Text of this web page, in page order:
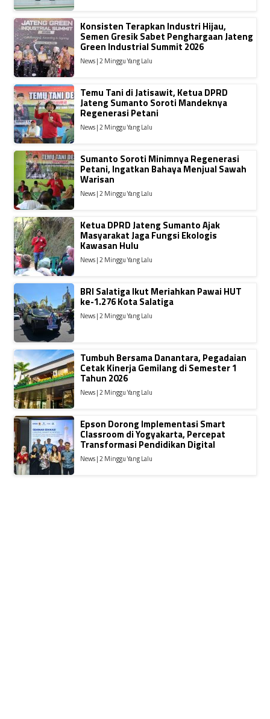
Konsisten Terapkan Industri Hijau,
Semen Gresik Sabet Penghargaan Jateng
Green Industrial Summit 2026
News | 2 Minggu Yang Lalu
Temu Tani di Jatisawit, Ketua DPRD
Jateng Sumanto Soroti Mandeknya
Regenerasi Petani
News | 2 Minggu Yang Lalu
Sumanto Soroti Minimnya Regenerasi
Petani, Ingatkan Bahaya Menjual Sawah
Warisan
News | 2 Minggu Yang Lalu
Ketua DPRD Jateng Sumanto Ajak
Masyarakat Jaga Fungsi Ekologis
Kawasan Hulu
News | 2 Minggu Yang Lalu
BRI Salatiga Ikut Meriahkan Pawai HUT
ke-1.276 Kota Salatiga
News | 2 Minggu Yang Lalu
Tumbuh Bersama Danantara, Pegadaian
Cetak Kinerja Gemilang di Semester 1
Tahun 2026
News | 2 Minggu Yang Lalu
Epson Dorong Implementasi Smart
Classroom di Yogyakarta, Percepat
Transformasi Pendidikan Digital
News | 2 Minggu Yang Lalu